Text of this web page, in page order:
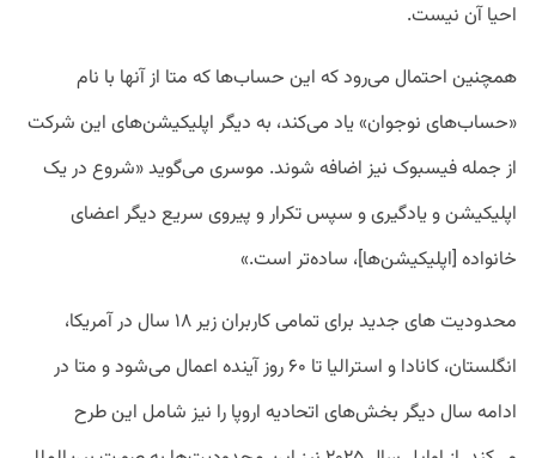
احیا آن نیست.
همچنین احتمال می‌رود که این حساب‌ها که متا از آنها با نام
«حساب‌های نوجوان» یاد می‌کند، به دیگر اپلیکیشن‌های این شرکت
از جمله فیسبوک نیز اضافه شوند. موسری می‌گوید «شروع در یک
اپلیکیشن و یادگیری و سپس تکرار و پیروی سریع دیگر اعضای
خانواده [اپلیکیشن‌ها]، ساده‌تر است.»
محدودیت های جدید برای تمامی کاربران زیر ۱۸ سال در آمریکا،
انگلستان، کانادا و استرالیا تا ۶۰ روز آینده اعمال می‌شود و متا در
ادامه سال دیگر بخش‌های اتحادیه اروپا را نیز شامل این طرح